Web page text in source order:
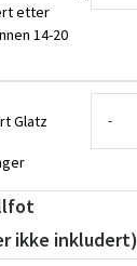
etter
14-20
Glatz -
ikke inkludert)